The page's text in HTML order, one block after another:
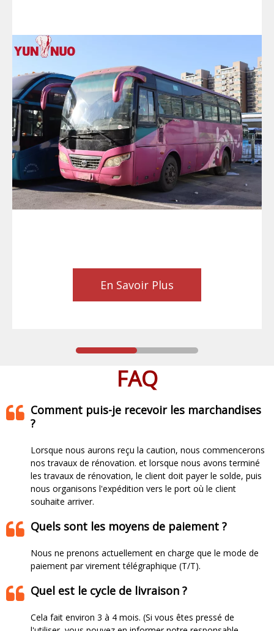
En Savoir Plus
FAQ
Comment puis-je recevoir les marchandises
?
Lorsque nous aurons reçu la caution, nous commencerons
nos travaux de rénovation. et lorsque nous avons terminé
les travaux de rénovation, le client doit payer le solde, puis
nous organisons l'expédition vers le port où le client
souhaite arriver.​​​​​​​
Quels sont les moyens de paiement ?
Nous ne prenons actuellement en charge que le mode de
paiement par virement télégraphique (T/T).
Quel est le cycle de livraison ?
Cela fait environ 3 à 4 mois. (Si vous êtes pressé de